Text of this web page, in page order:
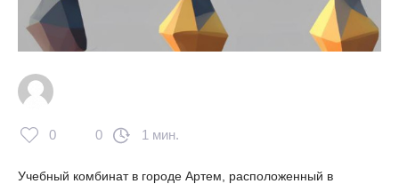
0 0 1 мин.
Учебный комбинат в городе Артем, расположенный в